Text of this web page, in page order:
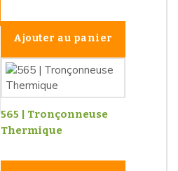
Ajouter au panier
565 | Tronçonneuse
Thermique